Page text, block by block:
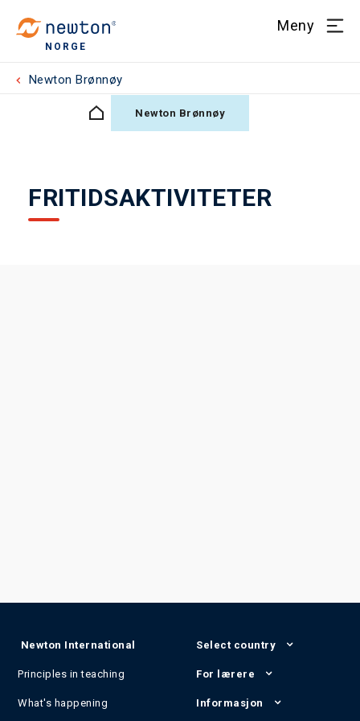
NORGE
Meny
Newton Brønnøy
Newton Brønnøy
FRITIDSAKTIVITETER
Newton International
Principles in teaching
What's happening
Select country
For lærere
Informasjon